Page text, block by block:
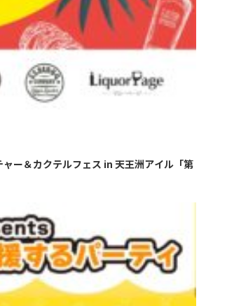
ー＆カクテルフェス in 天王洲アイル「第